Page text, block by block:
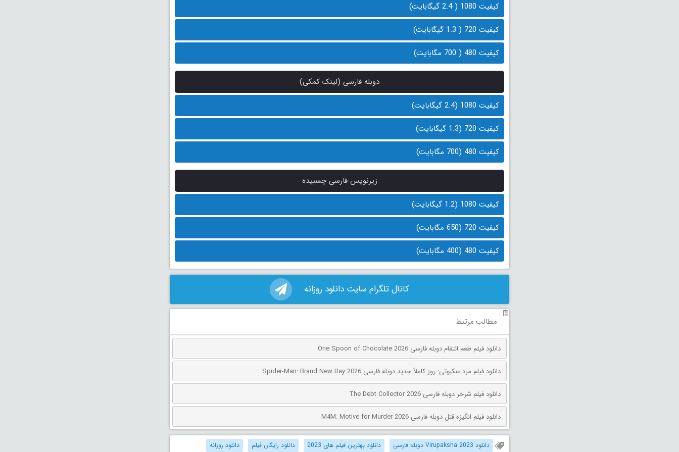
کیفیت 1080 ( 2.4 گیگابایت)
کیفیت 720 ( 1.3 گیگابایت)
کیفیت 480 ( 700 مگابایت)
دوبله فارسی (لینک کمکی)
کیفیت 1080 (2.4 گیگابایت)
کیفیت 720 (1.3 گیگابایت)
کیفیت 480 (700 مگابایت)
زیرنویس فارسی چسبیده
کیفیت 1080 (1.2 گیگابایت)
کیفیت 720 (650 مگابایت)
کیفیت 480 (400 مگابایت)
کانال تلگرام سایت دانلود روزانه
مطالب مرتبط
دانلود فیلم طعم انتقام دوبله فارسی One Spoon of Chocolate 2026
دانلود فیلم مرد عنکبوتی: روز کاملاً جدید دوبله فارسی Spider-Man: Brand New Day 2026
دانلود فیلم شرخر دوبله فارسی The Debt Collector 2026
دانلود فیلم انگیزه قتل دوبله فارسی M4M: Motive for Murder 2026
دانلود Virupaksha 2023 دوبله فارسی دانلود بهترین فیلم های 2023 دانلود رایگان فیلم
دانلود روزانه